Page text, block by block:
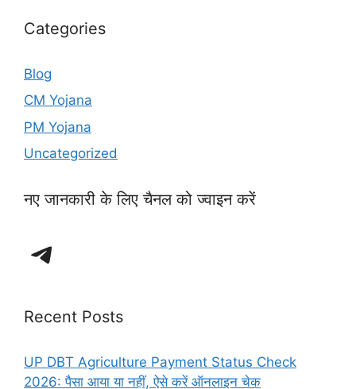
Categories
Blog
CM Yojana
PM Yojana
Uncategorized
नए जानकारी के लिए चैनल को ज्वाइन करें
Telegram
Recent Posts
UP DBT Agriculture Payment Status Check
2026: पैसा आया या नहीं, ऐसे करें ऑनलाइन चेक